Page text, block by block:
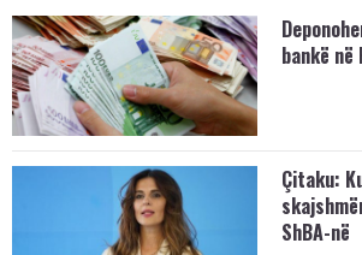
bankë
Çitaku:
ShBA-në